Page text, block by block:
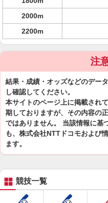
2000m
2200m
注
結果・成績・オッズなどのデー
し確認してください。
本サイトのページ上に掲載され
期しておりますが、その内容の
ではありません。 当該情報に基
も、株式会社NTTドコモおよび
ます。
競技一覧